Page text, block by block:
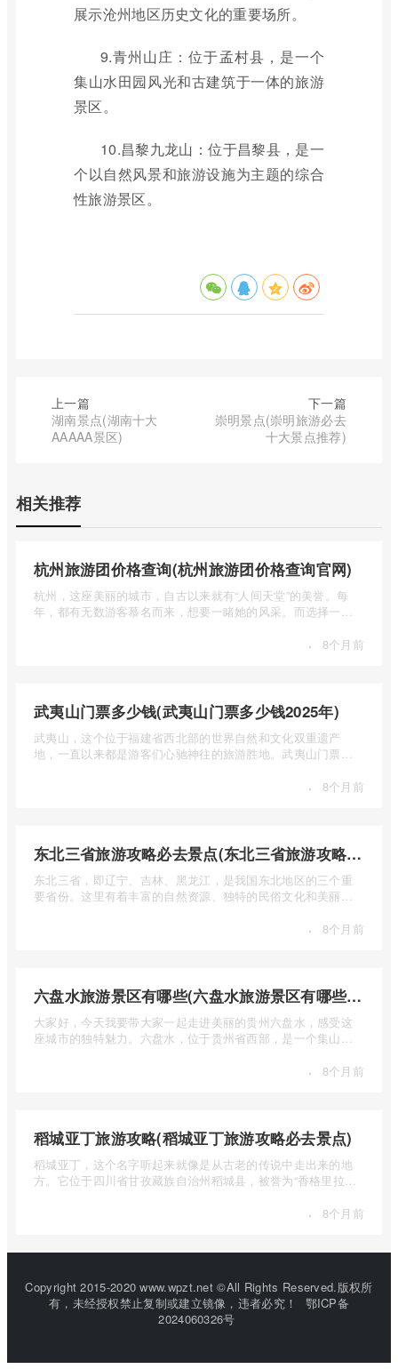
展示沧州地区历史文化的重要场所。
9.青州山庄：位于孟村县，是一个
集山水田园风光和古建筑于一体的旅游
景区。
10.昌黎九龙山：位于昌黎县，是一
个以自然风景和旅游设施为主题的综合
性旅游景区。
上一篇
湖南景点(湖南十大
AAAAA景区)
下一篇
崇明景点(崇明旅游必去
十大景点推荐)
相关推荐
杭州旅游团价格查询(杭州旅游团价格查询官网)
杭州，这座美丽的城市，自古以来就有“人间天堂”的美誉。每
年，都有无数游客慕名而来，想要一睹她的风采。而选择一个
· 8个月前
武夷山门票多少钱(武夷山门票多少钱2025年)
武夷山，这个位于福建省西北部的世界自然和文化双重遗产
地，一直以来都是游客们心驰神往的旅游胜地。武夷山门票多
· 8个月前
东北三省旅游攻略必去景点(东北三省旅游攻略必去景点视频介绍)
东北三省，即辽宁、吉林、黑龙江，是我国东北地区的三个重
要省份。这里有着丰富的自然资源、独特的民俗文化和美丽的
· 8个月前
六盘水旅游景区有哪些(六盘水旅游景区有哪些景点值得去)
大家好，今天我要带大家一起走进美丽的贵州六盘水，感受这
座城市的独特魅力。六盘水，位于贵州省西部，是一个集山水
· 8个月前
稻城亚丁旅游攻略(稻城亚丁旅游攻略必去景点)
稻城亚丁，这个名字听起来就像是从古老的传说中走出来的地
方。它位于四川省甘孜藏族自治州稻城县，被誉为“香格里拉的
· 8个月前
Copyright 2015-2020 www.wpzt.net ©All Rights Reserved.版权所
有，未经授权禁止复制或建立镜像，违者必究！
鄂ICP备
2024060326号